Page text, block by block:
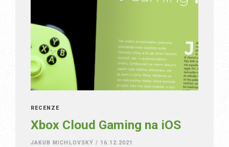
RECENZE
Xbox Cloud Gaming na iOS
JAKUB MICHLOVSKÝ / 16.12.2021